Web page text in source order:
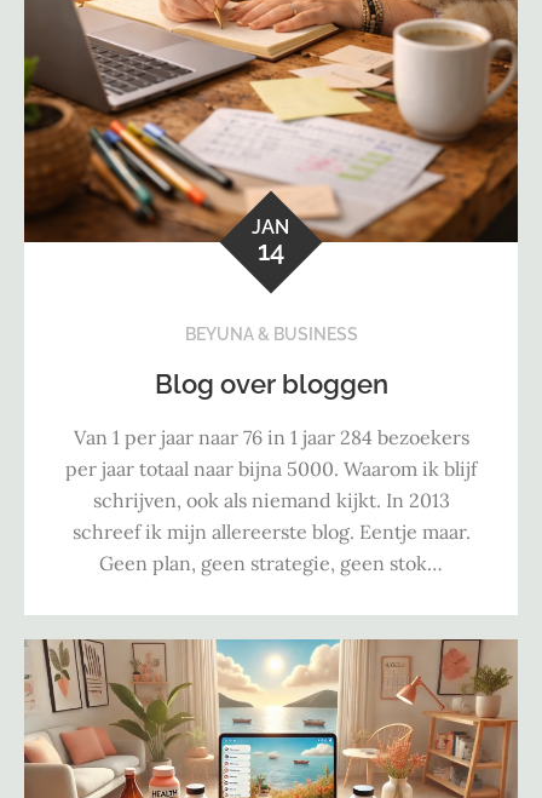
JAN
14
BEYUNA & BUSINESS
Blog over bloggen
Van 1 per jaar naar 76 in 1 jaar 284 bezoekers
per jaar totaal naar bijna 5000. Waarom ik blijf
schrijven, ook als niemand kijkt. In 2013
schreef ik mijn allereerste blog. Eentje maar.
Geen plan, geen strategie, geen stok…